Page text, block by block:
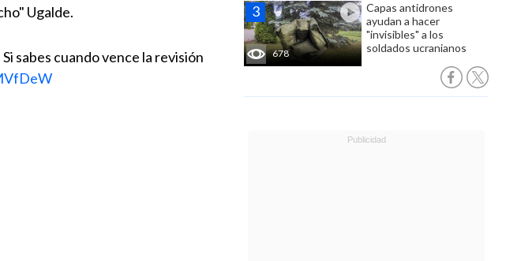
678
Capas antidrones
ayudan a hacer
"invisibles" a los
soldados ucranianos
Ugalde.
sabes cuando vence la revisión